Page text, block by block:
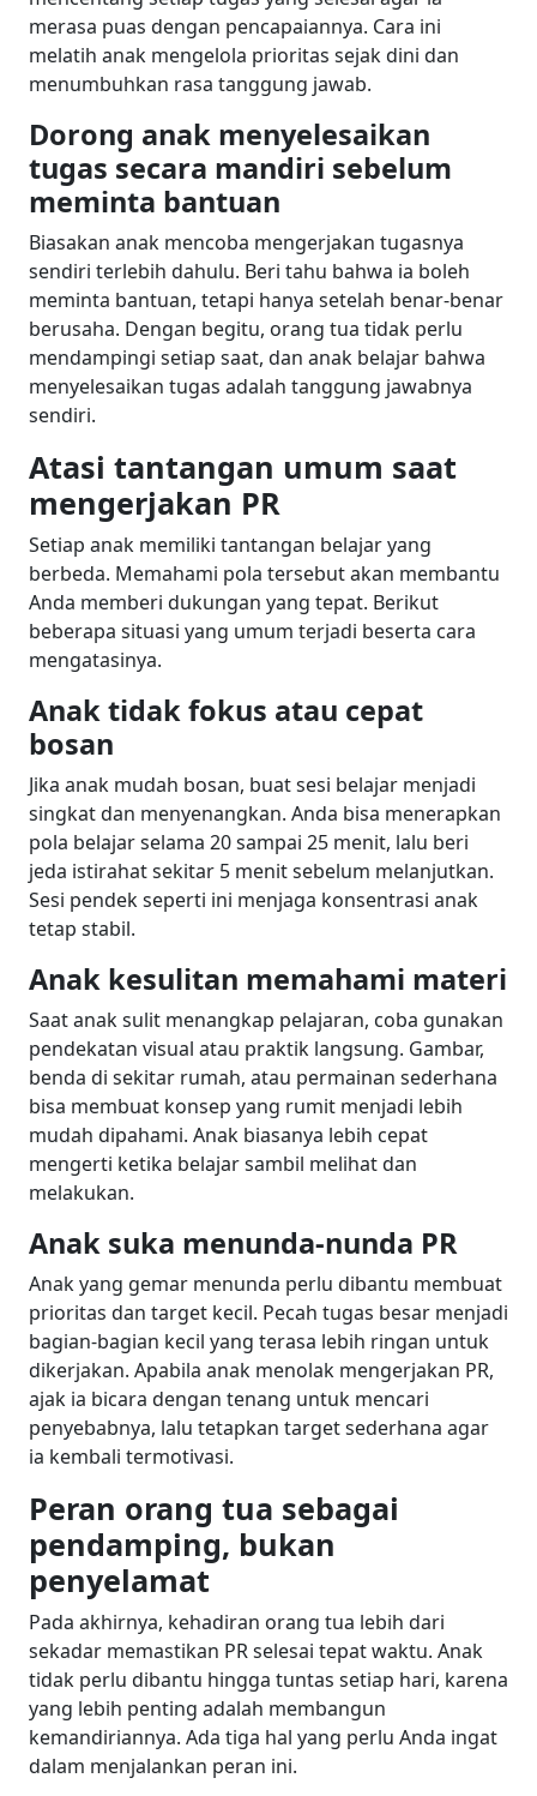
merasa puas dengan pencapaiannya. Cara ini
melatih anak mengelola prioritas sejak dini dan
menumbuhkan rasa tanggung jawab.
Dorong anak menyelesaikan
tugas secara mandiri sebelum
meminta bantuan
Biasakan anak mencoba mengerjakan tugasnya
sendiri terlebih dahulu. Beri tahu bahwa ia boleh
meminta bantuan, tetapi hanya setelah benar-benar
berusaha. Dengan begitu, orang tua tidak perlu
mendampingi setiap saat, dan anak belajar bahwa
menyelesaikan tugas adalah tanggung jawabnya
sendiri.
Atasi tantangan umum saat
mengerjakan PR
Setiap anak memiliki tantangan belajar yang
berbeda. Memahami pola tersebut akan membantu
Anda memberi dukungan yang tepat. Berikut
beberapa situasi yang umum terjadi beserta cara
mengatasinya.
Anak tidak fokus atau cepat
bosan
Jika anak mudah bosan, buat sesi belajar menjadi
singkat dan menyenangkan. Anda bisa menerapkan
pola belajar selama 20 sampai 25 menit, lalu beri
jeda istirahat sekitar 5 menit sebelum melanjutkan.
Sesi pendek seperti ini menjaga konsentrasi anak
tetap stabil.
Anak kesulitan memahami materi
Saat anak sulit menangkap pelajaran, coba gunakan
pendekatan visual atau praktik langsung. Gambar,
benda di sekitar rumah, atau permainan sederhana
bisa membuat konsep yang rumit menjadi lebih
mudah dipahami. Anak biasanya lebih cepat
mengerti ketika belajar sambil melihat dan
melakukan.
Anak suka menunda-nunda PR
Anak yang gemar menunda perlu dibantu membuat
prioritas dan target kecil. Pecah tugas besar menjadi
bagian-bagian kecil yang terasa lebih ringan untuk
dikerjakan. Apabila anak menolak mengerjakan PR,
ajak ia bicara dengan tenang untuk mencari
penyebabnya, lalu tetapkan target sederhana agar
ia kembali termotivasi.
Peran orang tua sebagai
pendamping, bukan
penyelamat
Pada akhirnya, kehadiran orang tua lebih dari
sekadar memastikan PR selesai tepat waktu. Anak
tidak perlu dibantu hingga tuntas setiap hari, karena
yang lebih penting adalah membangun
kemandiriannya. Ada tiga hal yang perlu Anda ingat
dalam menjalankan peran ini.